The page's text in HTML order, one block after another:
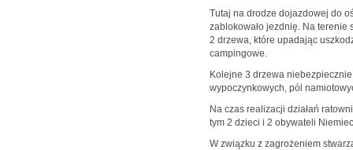
Tutaj na drodze dojazdowej do
zablokowało jezdnię. Na terenie
2 drzewa, które upadając
campingowe.
Kolejne 3 drzewa
wypoczynkowych, pól
Na czas realizacji działań
tym 2 dzieci i 2 obywateli
W związku z zagrożeniem